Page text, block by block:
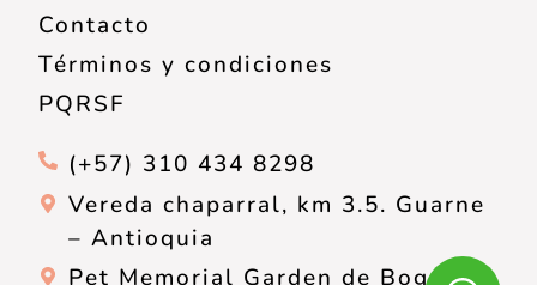
Contacto
Términos y condiciones
PQRSF
(+57) 310 434 8298
Vereda chaparral, km 3.5. Guarne
– Antioquia
Pet Memorial Garden de Bogotá,